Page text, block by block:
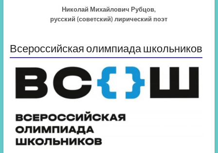
Николай Михайлович Рубцов,
русский (советский) лирический поэт
Всероссийская олимпиада школьников